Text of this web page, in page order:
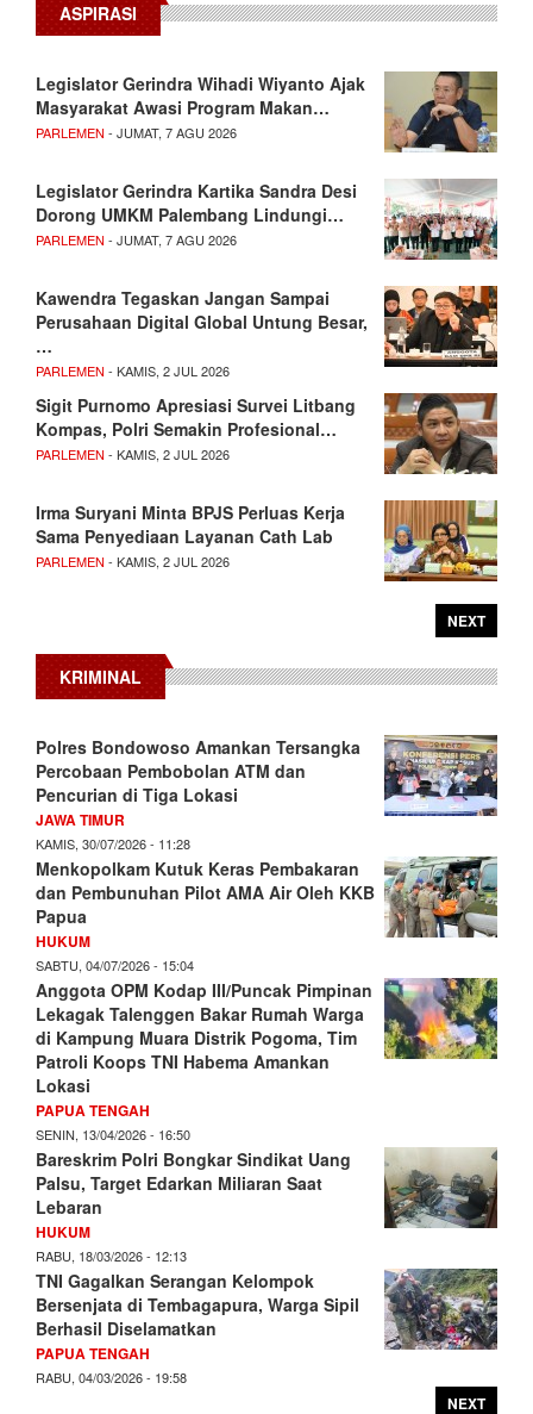
ASPIRASI
Legislator Gerindra Wihadi Wiyanto Ajak
Masyarakat Awasi Program Makan…
PARLEMEN - JUMAT, 7 AGU 2026
Legislator Gerindra Kartika Sandra Desi
Dorong UMKM Palembang Lindungi…
PARLEMEN - JUMAT, 7 AGU 2026
Kawendra Tegaskan Jangan Sampai
Perusahaan Digital Global Untung Besar,
…
PARLEMEN - KAMIS, 2 JUL 2026
Sigit Purnomo Apresiasi Survei Litbang
Kompas, Polri Semakin Profesional…
PARLEMEN - KAMIS, 2 JUL 2026
Irma Suryani Minta BPJS Perluas Kerja
Sama Penyediaan Layanan Cath Lab
PARLEMEN - KAMIS, 2 JUL 2026
NEXT
KRIMINAL
Polres Bondowoso Amankan Tersangka
Percobaan Pembobolan ATM dan
Pencurian di Tiga Lokasi
JAWA TIMUR
KAMIS, 30/07/2026 - 11:28
Menkopolkam Kutuk Keras Pembakaran
dan Pembunuhan Pilot AMA Air Oleh KKB
Papua
HUKUM
SABTU, 04/07/2026 - 15:04
Anggota OPM Kodap III/Puncak Pimpinan
Lekagak Talenggen Bakar Rumah Warga
di Kampung Muara Distrik Pogoma, Tim
Patroli Koops TNI Habema Amankan
Lokasi
PAPUA TENGAH
SENIN, 13/04/2026 - 16:50
Bareskrim Polri Bongkar Sindikat Uang
Palsu, Target Edarkan Miliaran Saat
Lebaran
HUKUM
RABU, 18/03/2026 - 12:13
TNI Gagalkan Serangan Kelompok
Bersenjata di Tembagapura, Warga Sipil
Berhasil Diselamatkan
PAPUA TENGAH
RABU, 04/03/2026 - 19:58
NEXT